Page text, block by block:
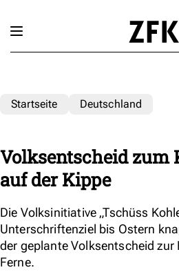
Startseite Deutschland
Volksentscheid zum
auf der Kippe
Die Volksinitiative „Tschüss
Unterschriftenziel bis Ostern
der geplante Volksentscheid
Ferne.